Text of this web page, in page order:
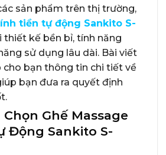
sản phẩm trên thị trường,
tiền tự động Sankito S-
thiết kế bền bỉ, tính năng
sử dụng lâu dài. Bài viết
cho bạn thông tin chi tiết về
bạn đưa ra quyết định
Chọn Ghế Massage
Động Sankito S-